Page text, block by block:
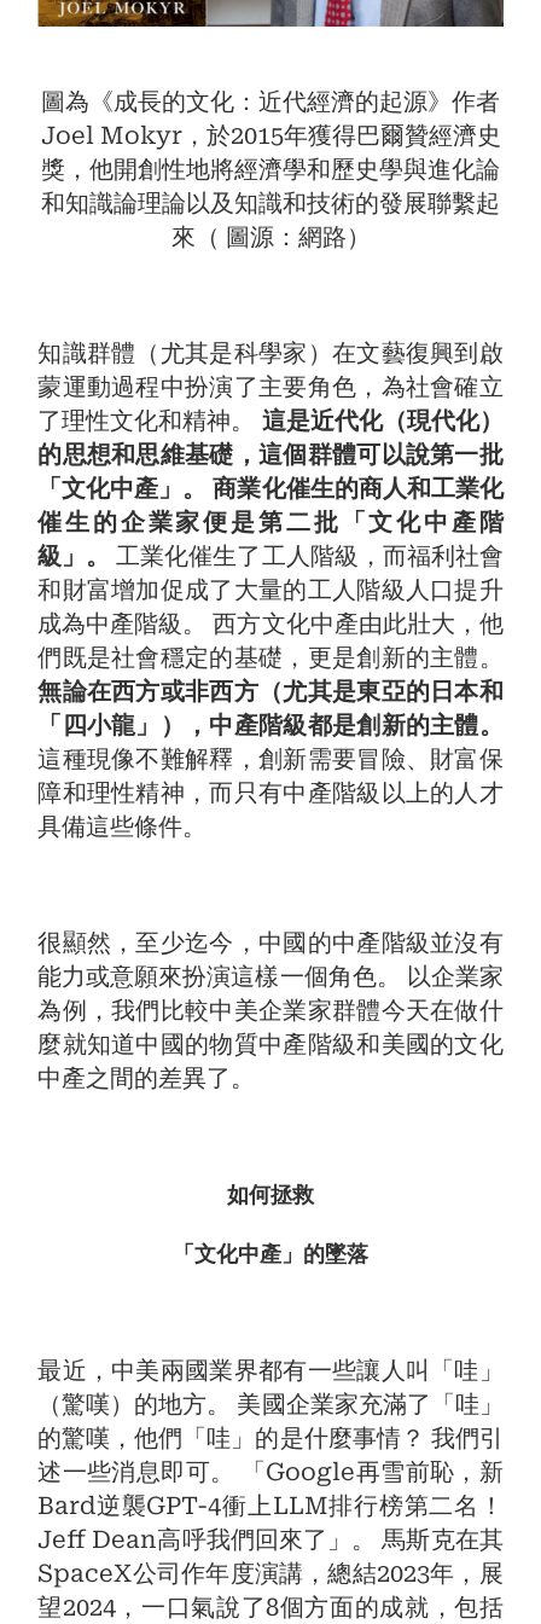
圖為《成長的文化：近代經濟的起源》作者
Joel Mokyr，於2015年獲得巴爾贊經濟史
獎，他開創性地將經濟學和歷史學與進化論
和知識論理論以及知識和技術的發展聯繫起
來（ 圖源：網路）
知識群體（尤其是科學家）在文藝復興到啟
蒙運動過程中扮演了主要角色，為社會確立
了理性文化和精神。
這是近代化（現代化）
的思想和思維基礎，這個群體可以說第一批
「文化中產」。 商業化催生的商人和工業化
催生的企業家便是第二批「文化中產階
級」。
工業化催生了工人階級，而福利社會
和財富增加促成了大量的工人階級人口提升
成為中產階級。 西方文化中產由此壯大，他
們既是社會穩定的基礎，更是創新的主體。
無論在西方或非西方（尤其是東亞的日本和
「四小龍」），中產階級都是創新的主體。
這種現像不難解釋，創新需要冒險、財富保
障和理性精神，而只有中產階級以上的人才
具備這些條件。
很顯然，至少迄今，中國的中產階級並沒有
能力或意願來扮演這樣一個角色。 以企業家
為例，我們比較中美企業家群體今天在做什
麼就知道中國的物質中產階級和美國的文化
中產之間的差異了。
如何拯救
「文化中產」的墜落
最近，中美兩國業界都有一些讓人叫「哇」
（驚嘆）的地方。 美國企業家充滿了「哇」
的驚嘆，他們「哇」的是什麼事情？ 我們引
述一些消息即可。 「Google再雪前恥，新
Bard逆襲GPT-4衝上LLM排行榜第二名！
Jeff Dean高呼我們回來了」。 馬斯克在其
SpaceX公司作年度演講，總結2023年，展
望2024，一口氣說了8個方面的成就，包括